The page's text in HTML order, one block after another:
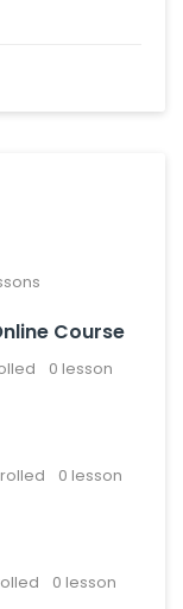
Course
0 lesson
0 lesson
0 lesson